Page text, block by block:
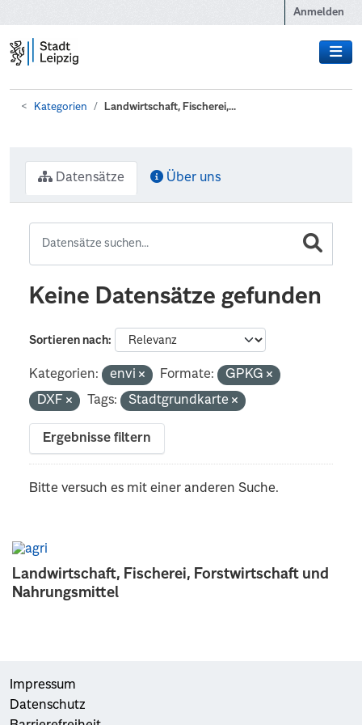
Anmelden
Kategorien Landwirtschaft, Fischerei,...
Landwirtschaft, Fischerei, Forstwirtschaft und
Nahrungsmittel
Datensätze Über uns
Keine Datensätze gefunden
Sortieren nach
Kategorien: envi Formate:
GPKG
DXF
Tags: Stadtgrundkarte
Ergebnisse filtern
Bitte versuch es mit einer anderen Suche.
Impressum
Datenschutz